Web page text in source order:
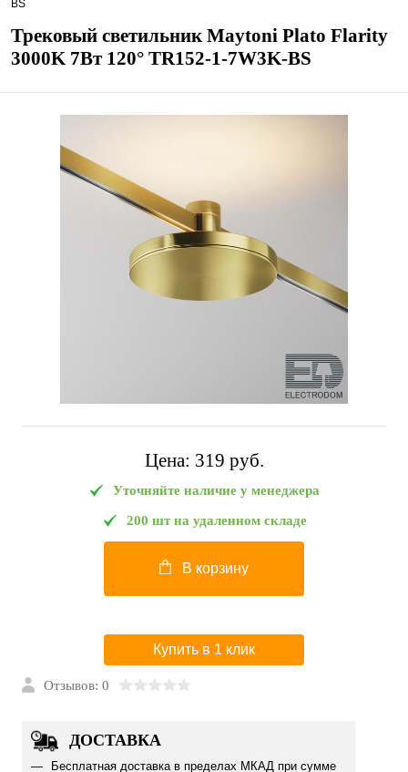
BS
Трековый светильник Maytoni Plato Flarity
3000K 7Вт 120° TR152-1-7W3K-BS
Цена: 319 pуб.
Уточняйте наличие у менеджера
200 шт на удаленном складе
В корзину
Купить в 1 клик
Отзывов: 0
ДОСТАВКА
Бесплатная доставка в пределах МКАД при сумме